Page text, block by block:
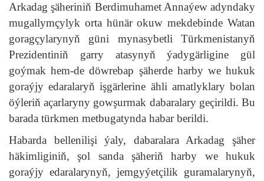
Arkadag şäheriniň Berdimuhamet Annaýew adyndaky
mugallymçylyk orta hünär okuw mekdebinde Watan
goragçylarynyň güni mynasybetli Türkmenistanyň
Prezidentiniň garry atasynyň ýadygärligine gül
goýmak hem-de döwrebap şäherde harby we hukuk
goraýjy edaralaryň işgärlerine ähli amatlyklary bolan
öýleriň açarlaryny gowşurmak dabaralary geçirildi. Bu
barada türkmen metbugatynda habar berildi.
Habarda bellenilişi ýaly, dabaralara Arkadag şäher
häkimliginiň, şol sanda şäheriň harby we hukuk
goraýjy edaralarynyň, jemgyýetçilik guramalarynyň,